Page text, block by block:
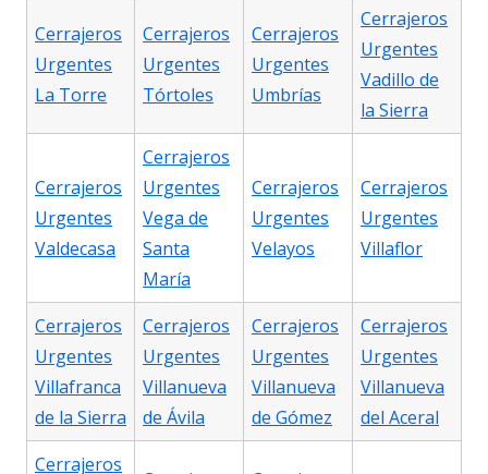
Cerrajeros
Urgentes
La Torre
Cerrajeros
Urgentes
Tórtoles
Cerrajeros
Urgentes
Umbrías
Cerrajeros
Urgentes
Vadillo de
la Sierra
Cerrajeros
Urgentes
Valdecasa
Cerrajeros
Urgentes
Vega de
Santa
María
Cerrajeros
Urgentes
Velayos
Cerrajeros
Urgentes
Villaflor
Cerrajeros
Urgentes
Villafranca
de la Sierra
Cerrajeros
Urgentes
Villanueva
de Ávila
Cerrajeros
Urgentes
Villanueva
de Gómez
Cerrajeros
Urgentes
Villanueva
del Aceral
Cerrajeros